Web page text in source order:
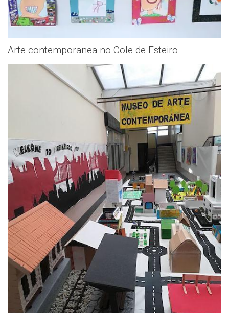
Arte contemporanea no Cole de Esteiro